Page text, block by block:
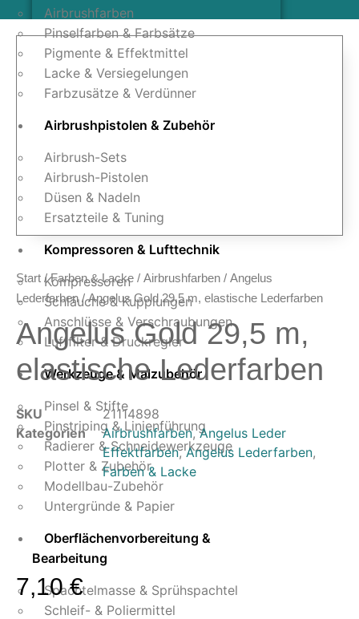
Airbrushfarben
Pinselfarben & Farbsätze
Pigmente & Effektmittel
Lacke & Versiegelungen
Farbzusätze & Verdünner
Airbrushpistolen & Zubehör
Airbrush-Sets
Airbrush-Pistolen
Düsen & Nadeln
Ersatzteile & Tuning
Kompressoren & Lufttechnik
Kompressoren
Schläuche & Kupplungen
Anschlüsse & Verschraubungen
Luftfilter & Druckregler
Werkzeuge & Malzubehör
Pinsel & Stifte
Pinstriping & Linienführung
Radierer & Schneidewerkzeuge
Plotter & Zubehör
Modellbau-Zubehör
Untergründe & Papier
Oberflächenvorbereitung &
Bearbeitung
Spachtelmasse & Sprühspachtel
Schleif- & Poliermittel
Start /Farben & Lacke / Airbrushfarben / Angelus
Lederfarben/ Angelus Gold 29,5 m, elastische Lederfarben
Angelus Gold 29,5 m,
elastische Lederfarben
SKU
21114898
Kategorien
Airbrushfarben,Angelus Leder
Effektfarben,Angelus Lederfarben,
Farben & Lacke
7,10€